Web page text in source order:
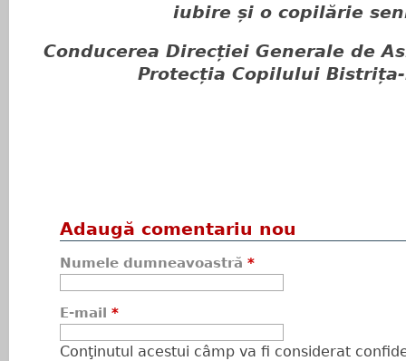
iubire și o copilărie
Conducerea Direcției Generale de
Protecția Copilului Bistrița-
Adaugă comentariu nou
Numele dumneavoastră *
E-mail *
Conţinutul acestui câmp va fi considerat